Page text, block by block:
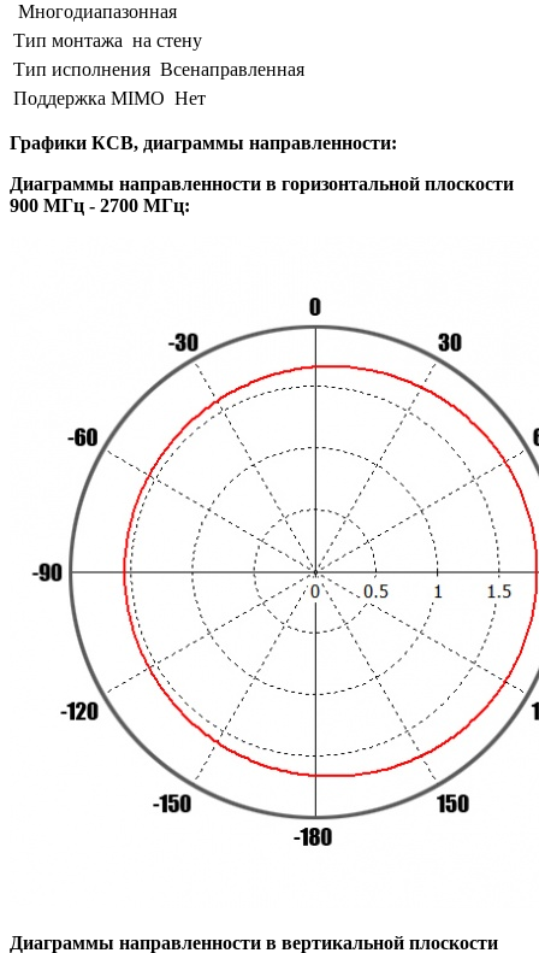
Многодиапазонная
Тип монтажа на стену
Тип исполнения Всенаправленная
Поддержка MIMO Нет
Графики КСВ, диаграммы направленности:
Диаграммы направленности в горизонтальной плоскости
900 МГц - 2700 МГц:
Диаграммы направленности в вертикальной плоскости